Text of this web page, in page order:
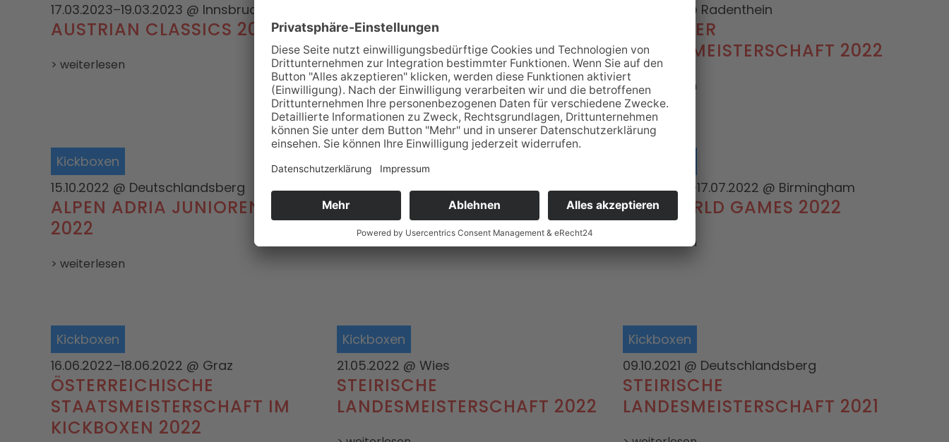
17.03.2023–19.03.2023 @ Innsbruck
AUSTRIAN CLASSICS 2023
> weiterlesen
STEIRISCHE
LANDESMEISTERSCHAFT 2023
> weiterlesen
@ Radenthein
KÄRNTNER
LANDESMEISTERSCHAFT 2022
> weiterlesen
Kickboxen
15.10.2022 @ Deutschlandsberg
ALPEN ADRIA JUNIOREN CUP
2022
> weiterlesen
Kickboxen
14.07.2022–19.07.2022@ Lodz
EUSA GAMES 2022
> weiterlesen
07.07.2022–17.07.2022 @ Birmingham
THE WORLD GAMES 2022
> weiterlesen
Kickboxen
16.06.2022–18.06.2022 @ Graz
ÖSTERREICHISCHE
STAATSMEISTERSCHAFT IM
KICKBOXEN 2022
Kickboxen
21.05.2022 @ Wies
STEIRISCHE
LANDESMEISTERSCHAFT 2022
Kickboxen
09.10.2021 @ Deutschlandsberg
STEIRISCHE
LANDESMEISTERSCHAFT 2021